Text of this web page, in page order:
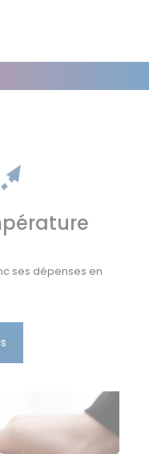
ses dépenses en